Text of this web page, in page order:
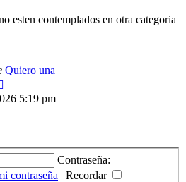
esten contemplados en otra categoria
Quiero una
último5:19 pm
Contraseña:
contraseña | Recordar